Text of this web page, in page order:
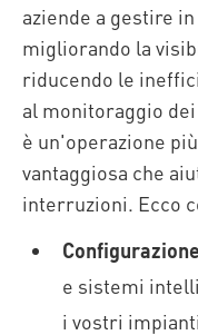
aziende a gestire
migliorando la
riducendo le
al monitoraggio
è un'operazione
vantaggiosa che
interruzioni. Ecco
e sistemi
i vostri